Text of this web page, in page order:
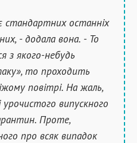
стандартних останніх
- додала вона. - То
з якого-небудь
то проходить
повітрі. На жаль,
випускного
Проте,
про всяк випадок